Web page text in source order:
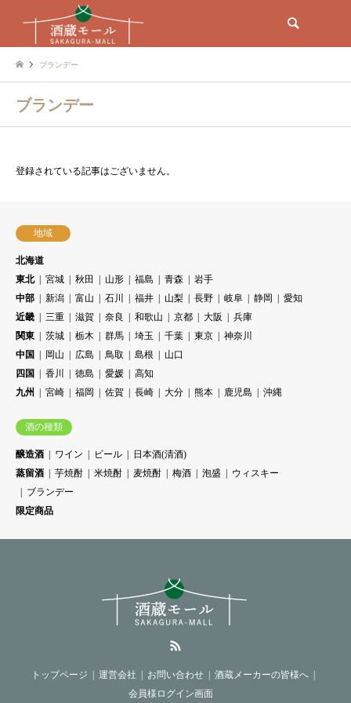
ブランデー
ブランデー
登録されている記事はございません。
地域
北海道
東北
宮城 秋田 山形 福島 青森
岩手
中部
新潟 富山 石川 福井 山梨 長野 岐阜 静岡
愛知
近畿
三重 滋賀 奈良 和歌山 京都 大阪
兵庫
関東
茨城 栃木 群馬 埼玉 千葉 東京
神奈川
中国
岡山 広島 鳥取 島根
山口
四国
香川 徳島 愛媛
高知
九州
宮崎 福岡 佐賀 長崎 大分 熊本 鹿児島 沖縄
酒の種類
醸造酒 ワイン ビール
日本酒(清酒)
蒸留酒
芋焼酎 米焼酎 麦焼酎 梅酒 泡盛
ウィスキー
ブランデー
限定商品
トップページ 運営会社 お問い合わせ
酒蔵メーカーの皆様へ
会員様ログイン画面